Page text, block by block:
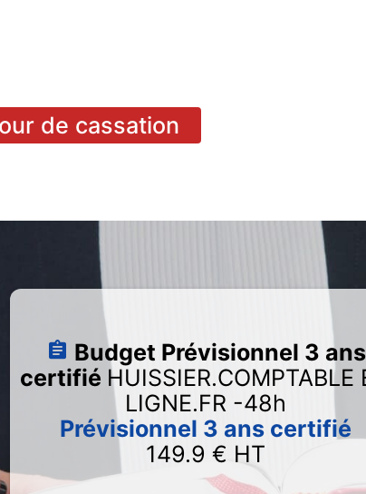
de cassation
Budget Prévisionnel 3 ans
certifié HUISSIER.COMPTABLE
LIGNE.FR -48h
Prévisionnel 3 ans certifié
149.9 € HT